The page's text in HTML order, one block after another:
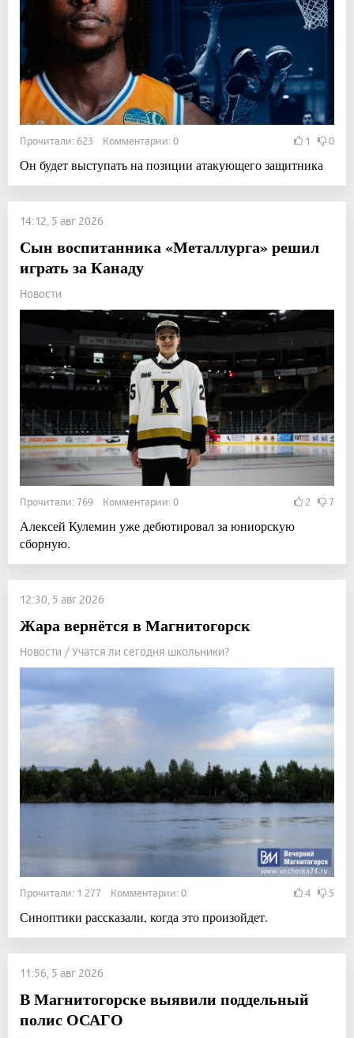
Прочитали: 623 Комментарии: 0 1 0
Он будет выступать на позиции атакующего защитника
14:12, 5 авг 2026
Сын воспитанника «Металлурга» решил
играть за Канаду
Новости
Прочитали: 769 Комментарии: 0 2 7
Алексей Кулемин уже дебютировал за юниорскую
сборную.
12:30, 5 авг 2026
Жара вернётся в Магнитогорск
Новости / Учатся ли сегодня школьники?
Прочитали: 1 277 Комментарии: 0 4 5
Синоптики рассказали, когда это произойдет.
11:56, 5 авг 2026
В Магнитогорске выявили поддельный
полис ОСАГО